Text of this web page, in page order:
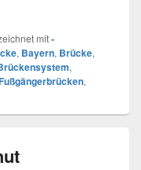
für Fußgänger
mit-
, Bayern, Brücke,
,
,